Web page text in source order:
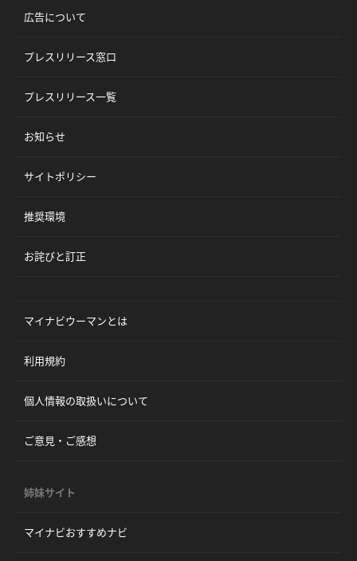
広告について
プレスリリース窓口
プレスリリース一覧
お知らせ
サイトポリシー
推奨環境
お詫びと訂正
マイナビウーマンとは
利用規約
個人情報の取扱いについて
ご意見・ご感想
姉妹サイト
マイナビおすすめナビ